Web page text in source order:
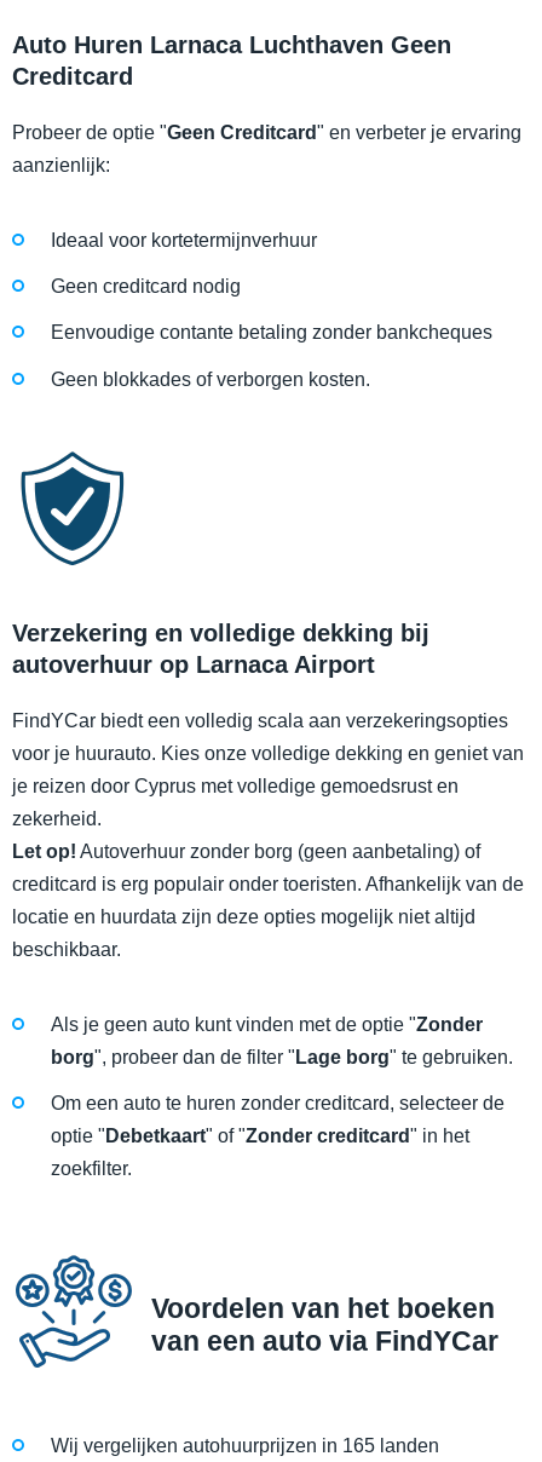
Auto Huren Larnaca Luchthaven Geen
Creditcard
Probeer de optie "Geen Creditcard" en verbeter je ervaring
aanzienlijk:
Ideaal voor kortetermijnverhuur
Geen creditcard nodig
Eenvoudige contante betaling zonder bankcheques
Geen blokkades of verborgen kosten.
Verzekering en volledige dekking bij
autoverhuur op Larnaca Airport
FindYCar biedt een volledig scala aan verzekeringsopties
voor je huurauto. Kies onze volledige dekking en geniet van
je reizen door Cyprus met volledige gemoedsrust en
zekerheid.
Let op! Autoverhuur zonder borg (geen aanbetaling) of
creditcard is erg populair onder toeristen. Afhankelijk van de
locatie en huurdata zijn deze opties mogelijk niet altijd
beschikbaar.
Als je geen auto kunt vinden met de optie "Zonder
borg", probeer dan de filter " Lage borg" te gebruiken.
Om een auto te huren zonder creditcard, selecteer de
optie " Debetkaart" of "Zonder creditcard" in het
zoekfilter.
Voordelen van het boeken
van een auto via FindYCar
Wij vergelijken autohuurprijzen in 165 landen